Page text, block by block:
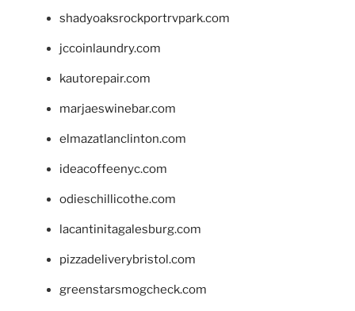
shadyoaksrockportrvpark.com
jccoinlaundry.com
kautorepair.com
marjaeswinebar.com
elmazatlanclinton.com
ideacoffeenyc.com
odieschillicothe.com
lacantinitagalesburg.com
pizzadeliverybristol.com
greenstarsmogcheck.com